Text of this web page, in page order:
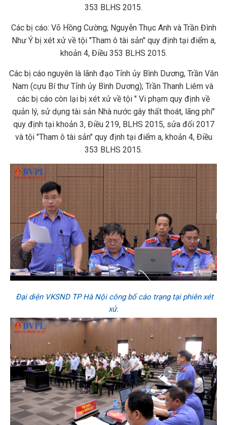
353 BLHS 2015.
Các bị cáo: Võ Hồng Cường; Nguyễn Thục Anh và Trần Đình
Như Ý bị xét xử về tội "Tham ô tài sản" quy định tại điểm a,
khoản 4, Điều 353 BLHS 2015.
Các bị cáo nguyên là lãnh đạo Tỉnh ủy Bình Dương, Trần Văn
Nam (cựu Bí thư Tỉnh ủy Bình Dương); Trần Thanh Liêm và
các bị cáo còn lại bị xét xử về tội " Vi phạm quy định về
quản lý, sử dụng tài sản Nhà nước gây thất thoát, lãng phí"
quy định tại khoản 3, Điều 219, BLHS 2015, sửa đổi 2017
và tội "Tham ô tài sản" quy định tại điểm a, khoản 4, Điều
353 BLHS 2015.
Đại diện VKSND TP Hà Nội công bố cáo trạng tại phiên xét
xử.